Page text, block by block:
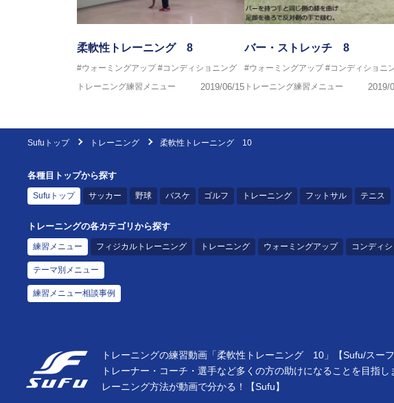
柔軟性トレーニング 8
#ウォーミングアップ #コンディショニング
トレーニング練習メニュー
2019/06/15
バー・ストレッチ 8
#ウォーミングアップ #コンディショニ
トレーニング練習メニュー
2019/
Sufuトップ トレーニング 柔軟性トレーニング 10
各種目トップから探す
Sufuトップ サッカー 野球 バスケ ゴルフ トレーニング フットサル テニス
トレーニングの各カテゴリから探す
練習メニュー フィジカルトレーニング トレーニング ウォーミングアップ コンディ
テーマ別メニュー
練習メニュー相談事例
トレーニングの練習動画「柔軟性トレーニング 10」【Sufu/スー
トレーナー・コーチ・選手など多くの方の助けになることを目指
レーニング方法が動画で分かる！【Sufu】